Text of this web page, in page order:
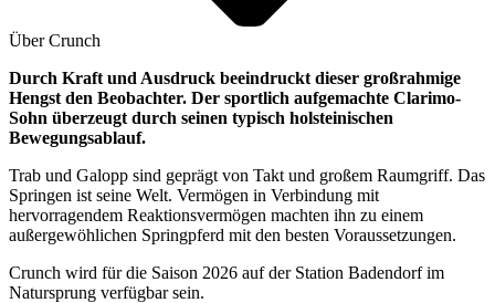
Über Crunch
Durch Kraft und Ausdruck beeindruckt dieser großrahmige
Hengst den Beobachter. Der sportlich aufgemachte Clarimo-
Sohn überzeugt durch seinen typisch holsteinischen
Bewegungsablauf.
Trab und Galopp sind geprägt von Takt und großem Raumgriff. Das
Springen ist seine Welt. Vermögen in Verbindung mit
hervorragendem Reaktionsvermögen machten ihn zu einem
außergewöhlichen Springpferd mit den besten Voraussetzungen.
Crunch wird für die Saison 2026 auf der Station Badendorf im
Natursprung verfügbar sein.